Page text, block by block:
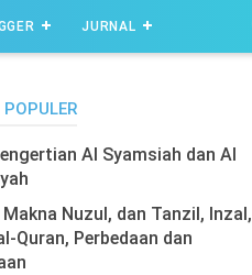
JURNAL
POPULER
Al Syamsiah dan Al
Nuzul, dan Tanzil, Inzal,
Quran, Perbedaan dan